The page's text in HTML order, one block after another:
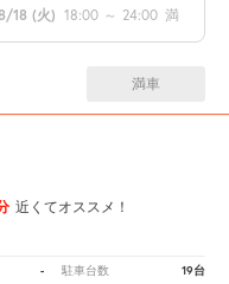
18 (火) 18:00 ～ 24:00 満
満車
近くてオススメ！
- 駐車台数 19台